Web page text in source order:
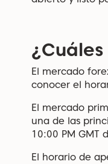
El mercado
conocer el
El mercado
una de las
10:00 PM GMT
El horario de